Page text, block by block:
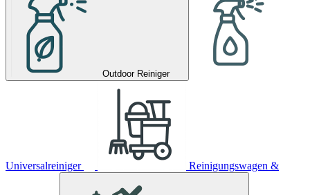
Outdoor Reiniger
Universalreiniger Reinigungswagen &